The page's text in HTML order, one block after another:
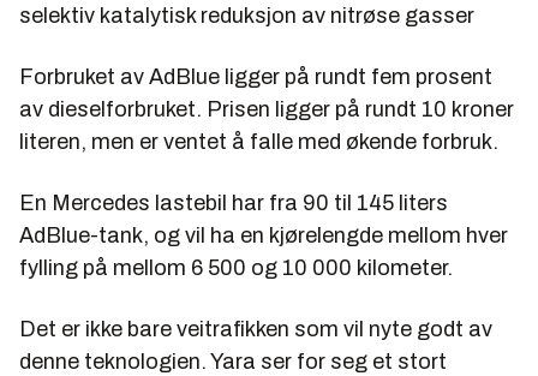
selektiv katalytisk reduksjon av nitrøse gasser
Forbruket av AdBlue ligger på rundt fem prosent
av dieselforbruket. Prisen ligger på rundt 10 kroner
literen, men er ventet å falle med økende forbruk.
En Mercedes lastebil har fra 90 til 145 liters
AdBlue-tank, og vil ha en kjørelengde mellom hver
fylling på mellom 6 500 og 10 000 kilometer.
Det er ikke bare veitrafikken som vil nyte godt av
denne teknologien. Yara ser for seg et stort